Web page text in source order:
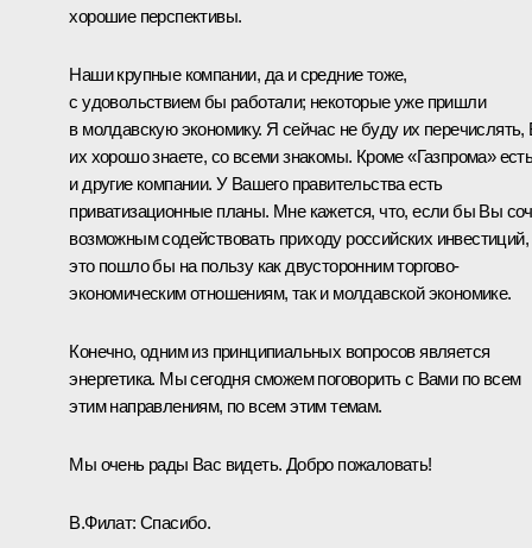
хорошие перспективы.
Наши крупные компании, да и средние тоже,
с удовольствием бы работали; некоторые уже пришли
в молдавскую экономику. Я сейчас не буду их
их хорошо знаете, со всеми знакомы. Кроме «Газпрома»
и другие компании. У Вашего правительства есть
приватизационные планы. Мне кажется, что, если бы Вы
возможным содействовать приходу российских инвестиций,
это пошло бы на пользу как двусторонним торгово-
экономическим отношениям, так и молдавской экономике.
Конечно, одним из принципиальных вопросов является
энергетика. Мы сегодня сможем поговорить с Вами по всем
этим направлениям, по всем этим темам.
Мы очень рады Вас видеть. Добро пожаловать!
В.Филат: Спасибо.